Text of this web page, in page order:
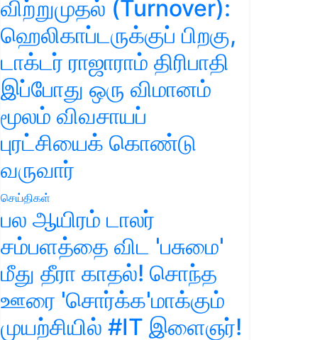
விற்றுமுதல் (Turnover):
ஹெலிகாப்டருக்குப் பிறகு,
டாக்டர் ராஜாராம் திரிபாதி
இப்போது ஒரு விமானம்
மூலம் விவசாயப்
புரட்சியைக் கொண்டு
வருவார்
செய்திகள்
பல ஆயிரம் டாலர்
சம்பளத்தை விட 'பசுமை'
மீது தீரா காதல்! சொந்த
ஊரை 'சொர்க்க'மாக்கும்
முயற்சியில் #IT இளைஞர்!